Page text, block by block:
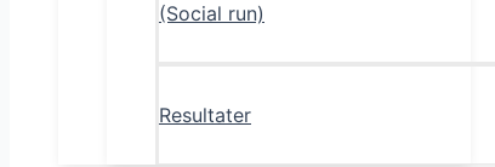
(Social run)
Resultater